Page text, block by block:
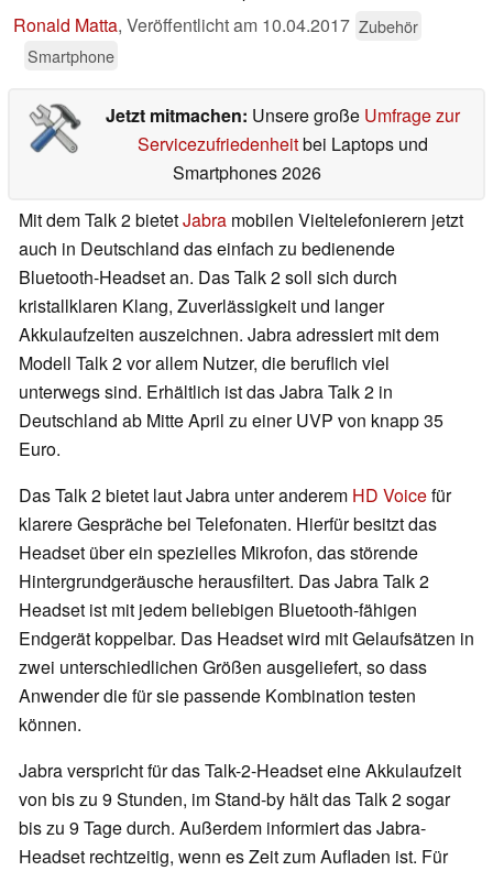
Ronald Matta, Veröffentlicht am 10.04.2017 Zubehör
Smartphone
Jetzt mitmachen: Unsere große Umfrage zur
Servicezufriedenheitbei Laptops und
Smartphones 2026
Mit dem Talk 2 bietetJabra mobilen Vieltelefonierern jetzt
auch in Deutschland das einfach zu bedienende
Bluetooth-Headset an. Das Talk 2 soll sich durch
kristallklaren Klang, Zuverlässigkeit und langer
Akkulaufzeiten auszeichnen. Jabra adressiert mit dem
Modell Talk 2 vor allem Nutzer, die beruflich viel
unterwegs sind. Erhältlich ist das Jabra Talk 2 in
Deutschland ab Mitte April zu einer UVP von knapp 35
Euro.
Das Talk 2 bietet laut Jabra unter anderem HD Voicefür
klarere Gespräche bei Telefonaten. Hierfür besitzt das
Headset über ein spezielles Mikrofon, das störende
Hintergrundgeräusche herausfiltert. Das Jabra Talk 2
Headset ist mit jedem beliebigen Bluetooth-fähigen
Endgerät koppelbar. Das Headset wird mit Gelaufsätzen in
zwei unterschiedlichen Größen ausgeliefert, so dass
Anwender die für sie passende Kombination testen
können.
Jabra verspricht für das Talk-2-Headset eine Akkulaufzeit
von bis zu 9 Stunden, im Stand-by hält das Talk 2 sogar
bis zu 9 Tage durch. Außerdem informiert das Jabra-
Headset rechtzeitig, wenn es Zeit zum Aufladen ist. Für